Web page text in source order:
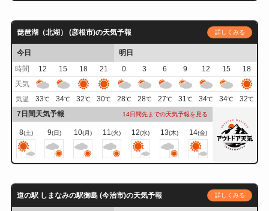
琵琶湖（北湖） (彦根市)の天気予報 詳しくみる
今日
明日
時間
12 15 18 21 0 3 6 9 12 15
18
天気
気温 33℃ 34℃ 32℃ 30℃ 28℃ 28℃ 27℃ 31℃ 34℃ 34℃ 32℃
7日間天気予報 14日間先までの天気予報を見る
8(土) 9(日) 10(月) 11(火) 12(水) 13(木) 14(金)
道の駅 しまなみの駅御島 (今治市)の天気予報 詳しくみる